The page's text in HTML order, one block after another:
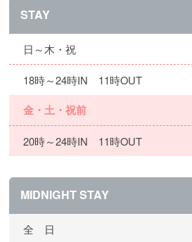
STAY
日～木・祝
18時～24時IN 11時OUT
金・土・祝前
20時～24時IN 11時OUT
MIDNIGHT STAY
全 日